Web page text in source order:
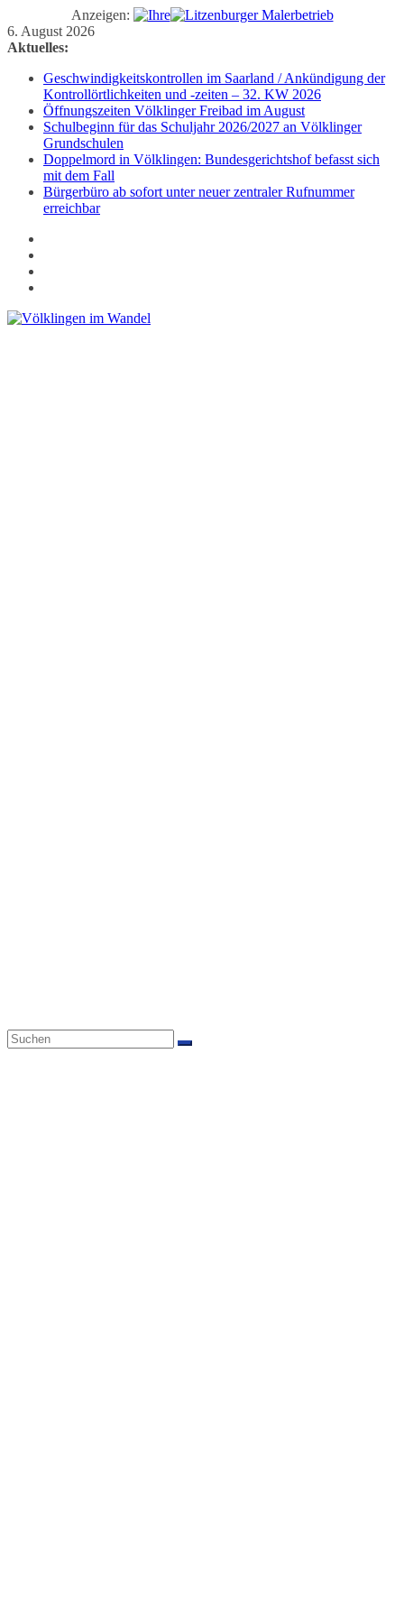
Anzeigen:
Zum
Inhalt
6. August 2026
Aktuelles:
Geschwindigkeitskontrollen im Saarland / Ankündigung der
Kontrollörtlichkeiten und -zeiten – 32. KW 2026
Öffnungszeiten Völklinger Freibad im August
Schulbeginn für das Schuljahr 2026/2027 an Völklinger
Grundschulen
Doppelmord in Völklingen: Bundesgerichtshof befasst sich
mit dem Fall
Bürgerbüro ab sofort unter neuer zentraler Rufnummer
erreichbar